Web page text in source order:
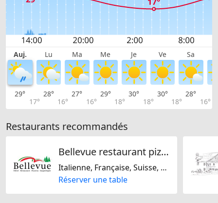
Auj. Lu Ma Me Je Ve Sa
29°
17°
28°
16°
27°
16°
29°
18°
30°
18°
30°
18°
28°
16°
Restaurants recommandés
Bellevue restaurant pizzeria
Italienne, Française, Suisse, Sans gluten, Sans lactose
Réserver une table